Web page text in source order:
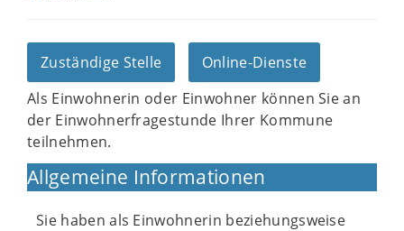
Zuständige Stelle
Online-Dienste
Als Einwohnerin oder Einwohner können Sie an
der Einwohnerfragestunde Ihrer Kommune
teilnehmen.
Allgemeine Informationen
Sie haben als Einwohnerin beziehungsweise